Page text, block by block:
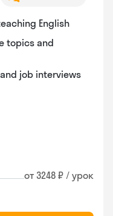
English
topics and
and job interviews
от 3248 ₽ / урок